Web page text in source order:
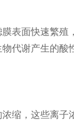
表面快速繁殖
代谢产生的酸
缩，这些离子